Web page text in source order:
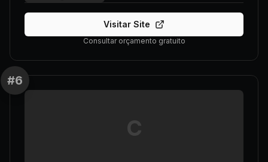
Visitar Site
Consultar orçamento gratuito
#6
C